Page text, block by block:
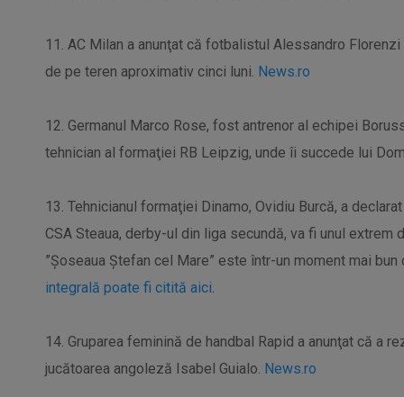
11. AC Milan a anunţat că fotbalistul Alessandro
de pe teren aproximativ cinci luni. News.ro
12. Germanul Marco Rose, fost antrenor al echipei
tehnician al formaţiei RB Leipzig, unde îi succede lui
13. Tehnicianul formaţiei Dinamo, Ovidiu Burcă, a
CSA Steaua, derby-ul din liga secundă, va fi unul
”Şoseaua Ştefan cel Mare” este într-un moment mai
integrală poate fi citită aici.
14. Gruparea feminină de handbal Rapid a anunţat că a
jucătoarea angoleză Isabel Guialo. News.ro